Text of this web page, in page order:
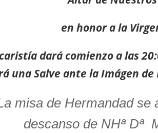
en honor a la
dará comienzo a las
una Salve ante la Imágen
misa de Hermandad se
descanso de NHª Dª